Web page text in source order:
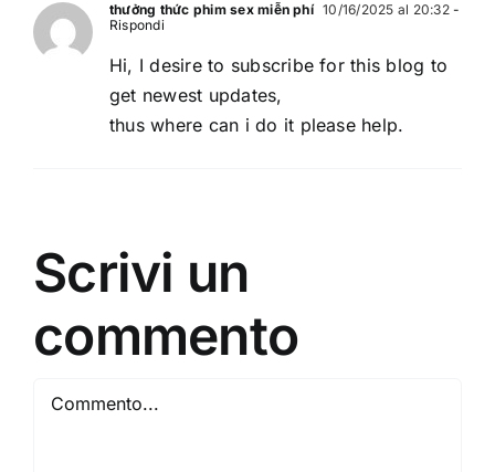
thưởng thức phim sex miễn phí 10/16/2025 al 20:32-
Rispondi
Hi, I desire to subscribe for this blog to
get newest updates,
thus where can i do it please help.
Scrivi un
commento
Commento